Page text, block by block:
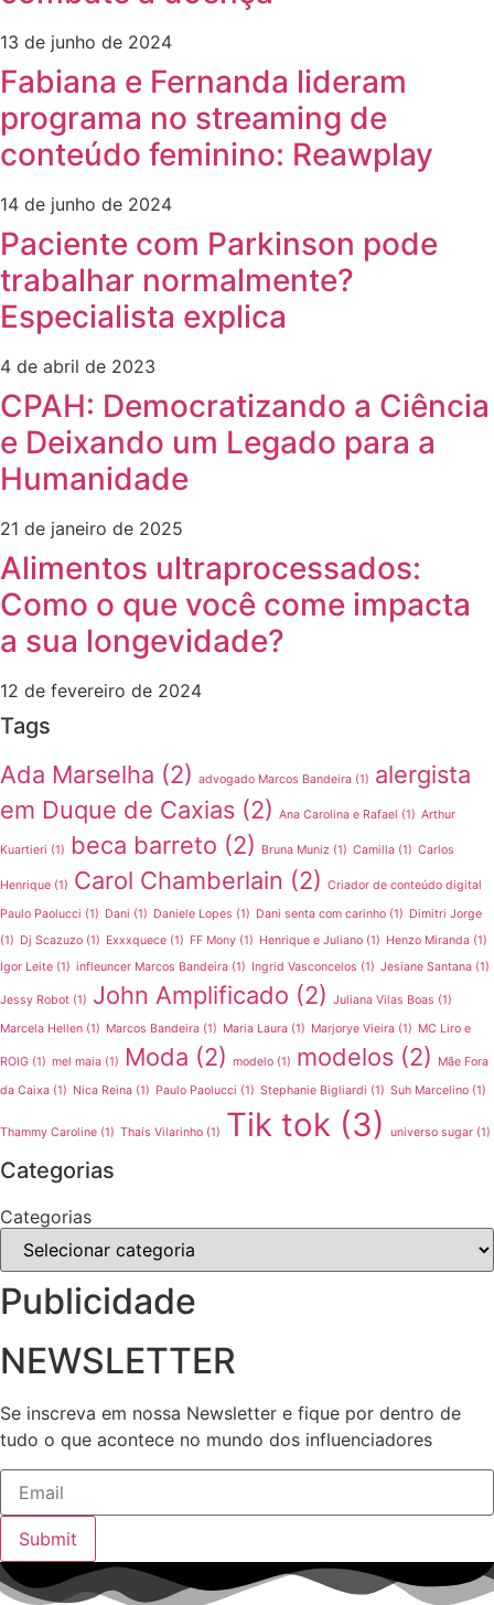
13 de junho de 2024
Fabiana e Fernanda lideram
programa no streaming de
conteúdo feminino: Reawplay
14 de junho de 2024
Paciente com Parkinson pode
trabalhar normalmente?
Especialista explica
4 de abril de 2023
CPAH: Democratizando a Ciência
e Deixando um Legado para a
Humanidade
21 de janeiro de 2025
Alimentos ultraprocessados:
Como o que você come impacta
a sua longevidade?
12 de fevereiro de 2024
Tags
Ada Marselha (2) advogado Marcos Bandeira (1) alergista
em Duque de Caxias (2) Ana Carolina e Rafael (1) Arthur
Kuartieri (1) beca barreto (2) Bruna Muniz (1) Camilla (1) Carlos
Henrique (1) Carol Chamberlain (2) Criador de conteúdo digital
Paulo Paolucci (1) Dani (1) Daniele Lopes (1) Dani senta com carinho (1) Dimitri Jorge
(1) Dj Scazuzo (1) Exxxquece (1) FF Mony (1) Henrique e Juliano (1) Henzo Miranda (1)
Igor Leite (1) infleuncer Marcos Bandeira (1) Ingrid Vasconcelos (1) Jesiane Santana (1)
Jessy Robot (1) John Amplificado (2) Juliana Vilas Boas (1)
Marcela Hellen (1) Marcos Bandeira (1) Maria Laura (1) Marjorye Vieira (1) MC Liro e
ROIG (1) mel maia (1) Moda (2) modelo (1) modelos (2)
Mãe Fora
da Caixa (1) Nica Reina (1) Paulo Paolucci (1) Stephanie Bigliardi (1) Suh Marcelino (1)
Thammy Caroline (1) Thaís Vilarinho (1) Tik tok (3) universo sugar (1)
Categorias
Categorias
Publicidade
NEWSLETTER
Se inscreva em nossa Newsletter e fique por dentro de
tudo o que acontece no mundo dos influenciadores
Submit